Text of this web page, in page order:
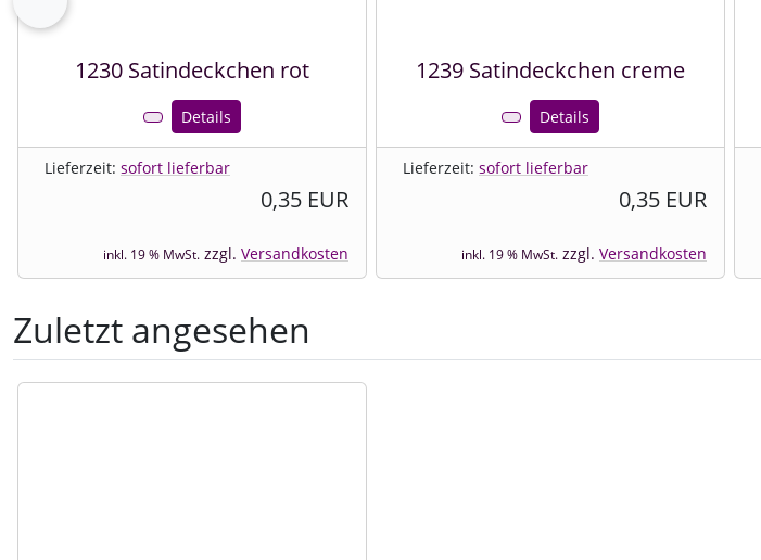
zurück
1230 Satindeckchen rot
Details
Lieferzeit: sofort lieferbar
0,35 EUR
inkl. 19 % MwSt. zzgl. Versandkosten
1239 Satindeckchen creme
Details
Lieferzeit: sofort lieferbar
0,35 EUR
inkl. 19 % MwSt. zzgl. Versandkosten
Zuletzt angesehen
Es folgt ein Produktslider - navigieren Sie mit der Tab-Taste zu den einzelnen Artikeln.